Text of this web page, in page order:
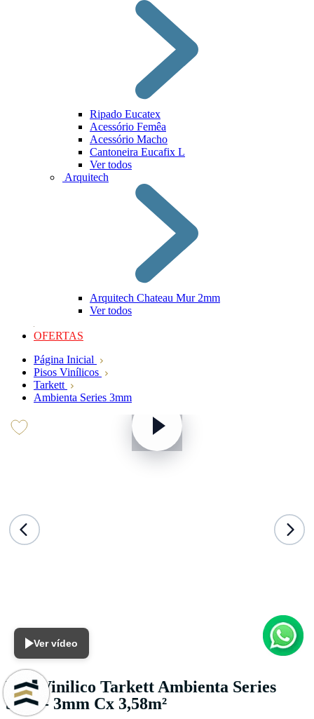
Ripado Eucatex
Acessório Femêa
Acessório Macho
Cantoneira Eucafix L
Ver todos
Arquitech
Arquitech Chateau Mur 2mm
Ver todos
OFERTAS
Página Inicial
Pisos Vinílicos
Tarkett
Ambienta Series 3mm
Ver vídeo
Piso Vinilico Tarkett Ambienta Series
Sisal - 3mm Cx 3,58m²